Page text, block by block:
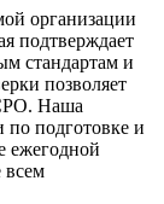
организации
подтверждает
стандартам и
позволяет
Наша
по подготовке и
ежегодной
всем